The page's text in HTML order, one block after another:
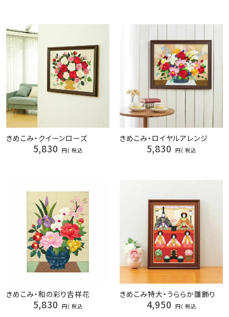
きめこみ・クイーンローズ
5,830 税込
きめこみ・ロイヤルアレンジ
5,830 税込
きめこみ・和の彩り吉祥花
5,830 税込
きめこみ特大・うららか雛飾り
4,950 税込